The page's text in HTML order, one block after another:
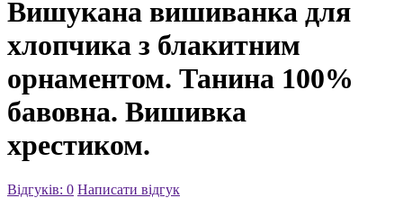
Вишукана вишиванка для
хлопчика з блакитним
орнаментом. Танина 100%
бавовна. Вишивка
хрестиком.
Відгуків: 0 Написати відгук